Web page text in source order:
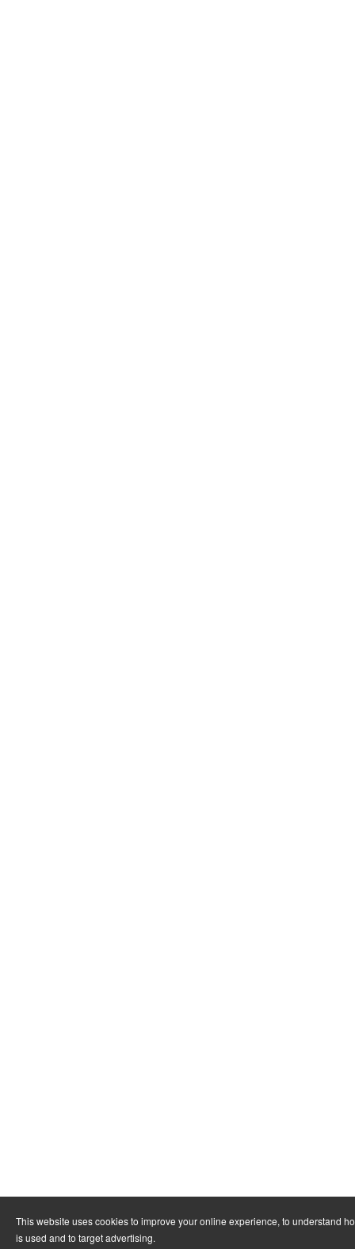
This website uses cookies to improve your online experience, to understand
is used and to target advertising.